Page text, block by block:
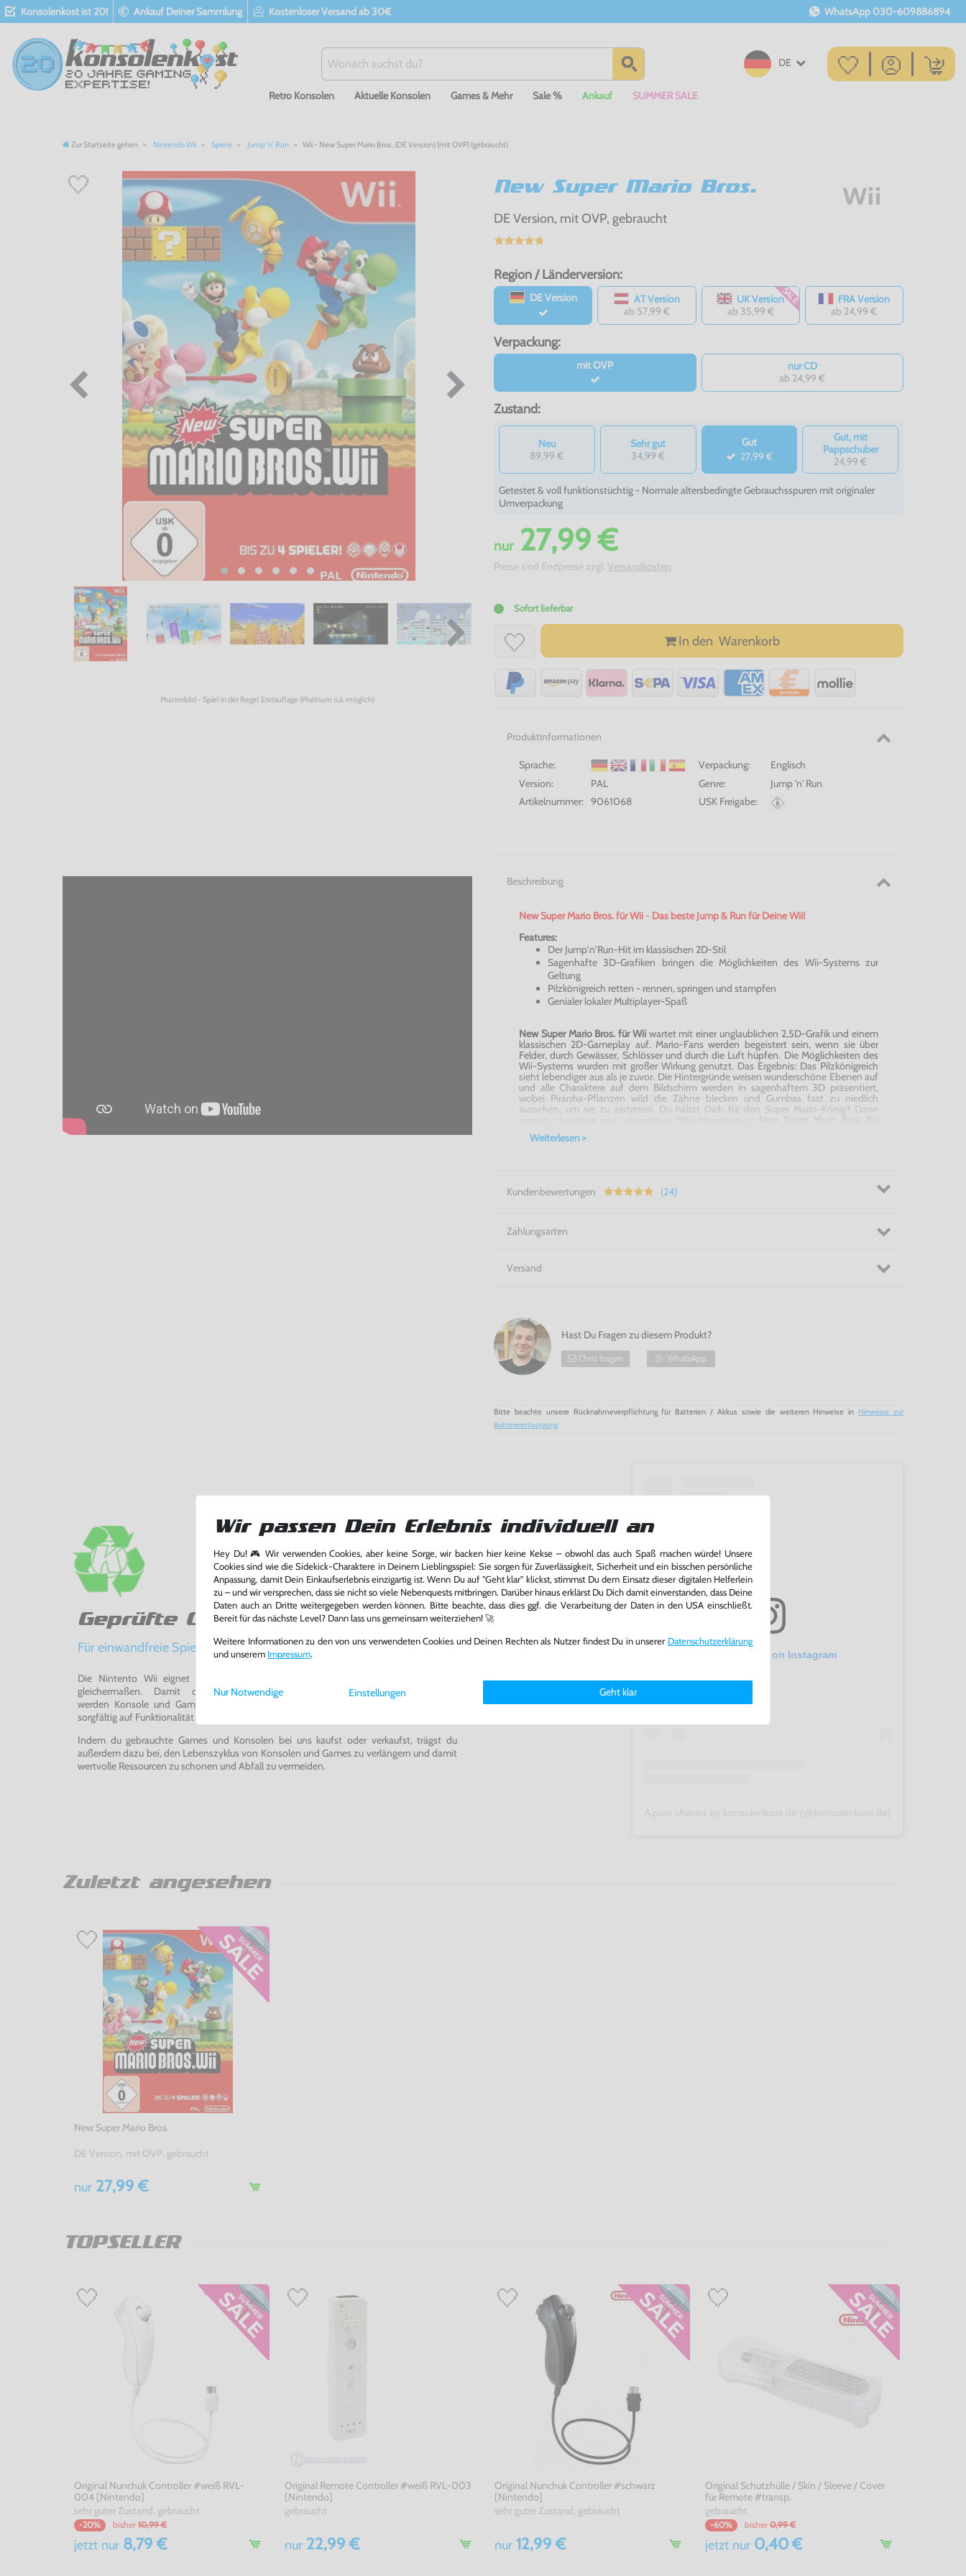
Konsolenkost ist 20! Ankauf Deiner Sammlung Kostenloser Versand ab 30€ WhatsApp 030-609886894
DE
Retro Konsolen Aktuelle Konsolen Games & Mehr Sale % Ankauf SUMMER SALE
Zur Startseite gehen Nintendo Wii Spiele Jump 'n' Run Wii - New Super Mario Bros. (DE Version) (mit OVP) (gebraucht)
Musterbild - Spiel in der Regel Erstauflage (Platinum o.ä. möglich)
New Super Mario Bros.
DE Version, mit OVP, gebraucht
Region / Länderversion:
DE Version
AT Version
ab 57,99 €
UK Version
ab 35,99 €
SALE
FRA Version
ab 24,99 €
Verpackung:
mit OVP
nur CD
ab 24,99 €
Zustand:
Neu
89,99 €
Sehr gut
34,99 €
Gut
27,99 €
Gut, mit
Pappschuber
24,99 €
Getestet & voll funktionstüchtig - Normale altersbedingte Gebrauchsspuren mit originaler
Umverpackung
nur27,99 €
Preise sind Endpreise zzgl. Versandkosten
Sofort lieferbar
In den Warenkorb
Produktinformationen
Sprache: Verpackung:
Englisch
Version:
PAL Genre:
Jump 'n' Run
Artikelnummer:
9061068 USK Freigabe:
Beschreibung
New Super Mario Bros. für Wii - Das beste Jump & Run für Deine Wii!
Features:
Der Jump’n’Run-Hit im klassischen 2D-Stil
Sagenhafte 3D-Grafiken bringen die Möglichkeiten des Wii-Systems zur
Geltung
Pilzkönigreich retten - rennen, springen und stampfen
Genialer lokaler Multiplayer-Spaß
New Super Mario Bros. für Wiiwartet mit einer unglaublichen 2,5D-Grafik und einem
klassischen 2D-Gameplay auf. Mario-Fans werden begeistert sein, wenn sie über
Felder, durch Gewässer, Schlösser und durch die Luft hüpfen. Die Möglichkeiten des
Wii-Systems wurden mit großer Wirkung genutzt. Das Ergebnis: Das Pilzkönigreich
sieht lebendiger aus als je zuvor. Die Hintergründe weisen wunderschöne Ebenen auf
und alle Charaktere auf dem Bildschirm werden in sagenhaftem 3D präsentiert,
wobei Piranha-Pflanzen wild die Zähne blecken und Gumbas fast zu niedlich
aussehen, um sie zu zertreten. Du hältst Dich für den Super Mario-König? Dann
Wii Dir zeigen, dies noch einmal zu überdenken. Die wahre Herausforderung des
Spiels besteht darin 240 Sternmünzen zu finden, die es Dir ermöglichen Pfade auf
Fällen brauchst Du eines der speziellen neuen Power-Ups, um sie zu finden. Das zu
gleichen Teilen nostalgisch angehauchte und neue
Ein Muss für alle Nintendo Wii Besitzer - New Super Mario Bros. für Wii!
Weiterlesen >
Kundenbewertungen (24)
Zahlungsarten
Versand
Hast Du Fragen zu diesem Produkt?
Chris fragen WhatsApp
Bitte beachte unsere Rücknahmeverpflichtung für Batterien / Akkus sowie die weiteren Hinweise in Hinweise zur
Batterieentsorgung
Geprüfte Qualität
Für einwandfreie Spielerlebnisse
Die Nintento Wii eignet sich perfekt für Retro-Gaming-Fans und neue Entdecker
gleichermaßen. Damit du ein einwandfreies Spielerlebnis genießen kannst,
werden Konsole und Game in unserer Reparatur-Werkstatt von unseren Fachkräften
sorgfältig auf Funktionalität getestet, gereinigt und bei Bedarf repariert.
Indem du gebrauchte Games und Konsolen bei uns kaufst oder verkaufst, trägst du
außerdem dazu bei, den Lebenszyklus von Konsolen und Games zu verlängern und damit
wertvolle Ressourcen zu schonen und Abfall zu vermeiden.
View this post on Instagram
Zuletzt angesehen
New Super Mario Bros.
DE Version, mit OVP, gebraucht
nur 27,99 €
TOPSELLER
Original Nunchuk Controller #weiß RVL-
004 [Nintendo]
sehr guter Zustand, gebraucht
-20% bisher 10,99 €
jetzt nur 8,79 €
Original Remote Controller #weiß RVL-003
[Nintendo]
gebraucht
nur22,99 €
Original Nunchuk Controller #schwarz
[Nintendo]
sehr guter Zustand, gebraucht
nur 12,99 €
Original Schutzhülle / Skin / Sleeve / Cover
für Remote #transp.
gebraucht
-60% bisher 0,99 €
jetzt nur0,40 €
Wir passen Dein Erlebnis individuell an
Hey Du! 🎮 Wir verwenden Cookies, aber keine Sorge, wir backen hier keine Kekse – obwohl das auch Spaß machen würde! Unsere
Cookies sind wie die Sidekick-Charaktere in Deinem Lieblingsspiel: Sie sorgen für Zuverlässigkeit, Sicherheit und ein bisschen persönliche
Anpassung, damit Dein Einkaufserlebnis einzigartig ist. Wenn Du auf "Geht klar" klickst, stimmst Du dem Einsatz dieser digitalen Helferlein
zu – und wir versprechen, dass sie nicht so viele Nebenquests mitbringen. Darüber hinaus erklärst Du Dich damit einverstanden, dass Deine
Daten auch an Dritte weitergegeben werden können. Bitte beachte, dass dies ggf. die Verarbeitung der Daten in den USA einschließt.
Bereit für das nächste Level? Dann lass uns gemeinsam weiterziehen! 🚀
Weitere Informationen zu den von uns verwendeten Cookies und Deinen Rechten als Nutzer findest Du in unserer Daten­schutz­erklärung
und unserem Impressum.
Einstellungen Geht klar
Nur Notwendige